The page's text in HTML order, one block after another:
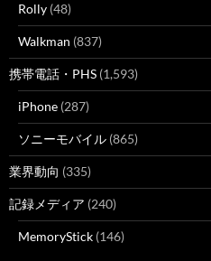
Rolly (48)
Walkman (837)
携帯電話・PHS (1,593)
iPhone (287)
ソニーモバイル (865)
業界動向 (335)
記録メディア (240)
MemoryStick (146)